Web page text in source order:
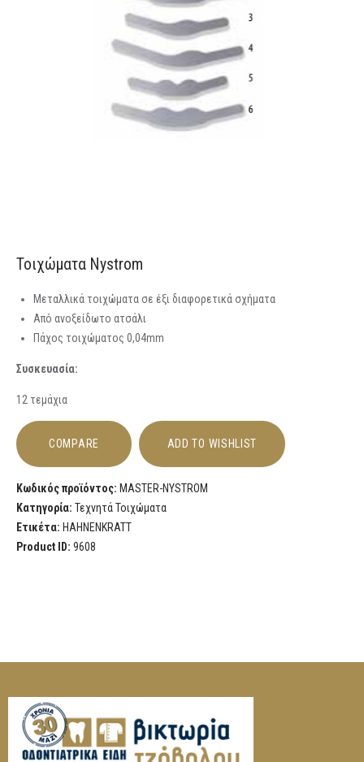
Τοιχώματα Nystrom
Μεταλλικά τοιχώματα σε έξι διαφορετικά σχήματα
Από ανοξείδωτο ατσάλι
Πάχος τοιχώματος 0,04mm
Συσκευασία:
12 τεμάχια
COMPARE ADD TO WISHLIST
Κωδικός προϊόντος: MASTER-NYSTROM
Κατηγορία: Τεχνητά Τοιχώματα
Ετικέτα: HAHNENKRATT
Product ID: 9608